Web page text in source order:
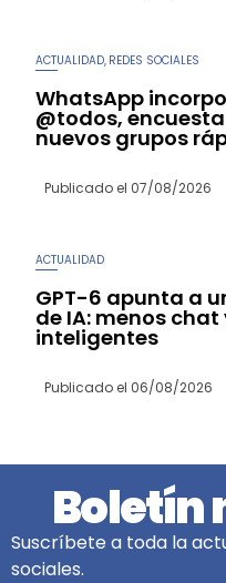
ACTUALIDAD REDES SOCIALES
WhatsApp
@todos,
nuevos grupos
Publicado el 07/08/2026
ACTUALIDAD
GPT-6 apunta a
de IA: menos
inteligentes
Publicado el 06/08/2026
Boletín
Suscríbete a toda la
sociales.